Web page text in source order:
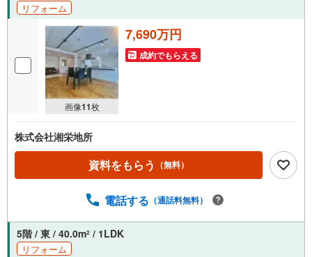
リフォーム
画像11枚
7,690万円
成約でもらえる
株式会社湘栄地所
資料をもらう （無料）
電話する （通話料無料）
5階 / 東 / 40.0m2 / 1LDK
リフォーム